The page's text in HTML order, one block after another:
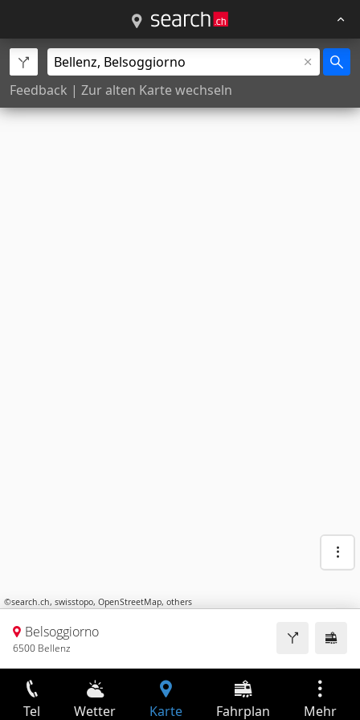
Feedback | Zur alten Karte wechseln
©search.ch, swisstopo, OpenStreetMap, others
Belsoggiorno
6500 Bellenz
Tel Wetter Karte Fahrplan Mehr